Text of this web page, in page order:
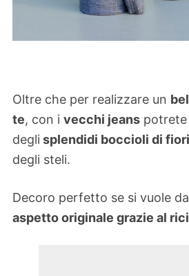
Oltre che per realizzare un
te, con i vecchi jeans potrete
degli splendidi boccioli di fiori
degli steli.
Decoro perfetto se si vuole
aspetto originale grazie al